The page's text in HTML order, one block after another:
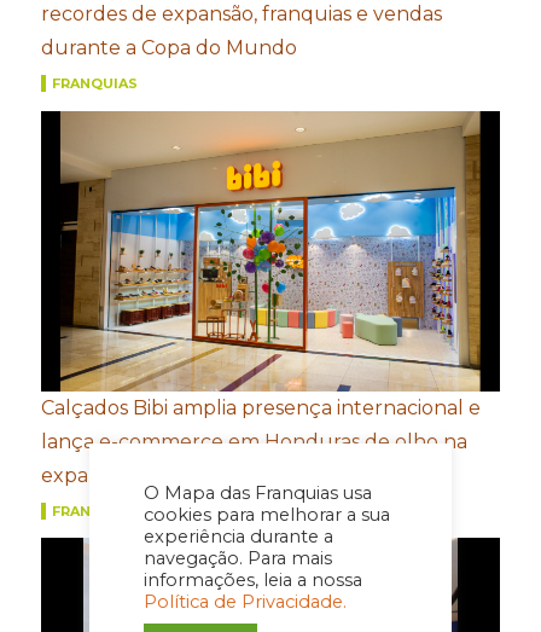
O Mapa das Franquias usa
cookies para melhorar a sua
experiência durante a
navegação. Para mais
informações, leia a nossa
Política de Privacidade.
recordes de expansão, franquias e vendas
durante a Copa do Mundo
FRANQUIAS
Calçados Bibi amplia presença internacional e
lança e-commerce em Honduras de olho na
expansão na América Central
FRANQUIAS